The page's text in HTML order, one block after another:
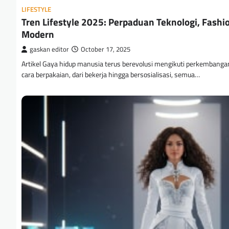
LIFESTYLE
Tren Lifestyle 2025: Perpaduan Teknologi,
Modern
gaskan editor October 17, 2025
Artikel Gaya hidup manusia terus berevolusi mengikuti
cara berpakaian, dari bekerja hingga bersosialisasi, semua…